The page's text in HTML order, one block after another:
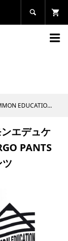


エデュケーション】SUPPLEX WIDE CARGO PANTS サプレックス ワイド カーゴパンツ
エデュケ
PANTS